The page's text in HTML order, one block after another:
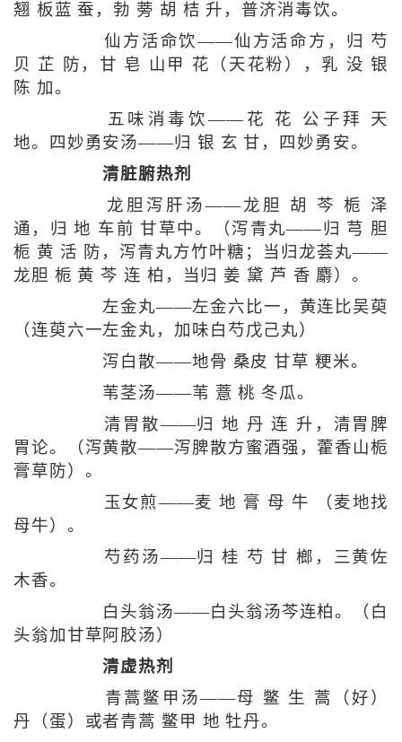
翘 板蓝 蚕，勃 蒡 胡 桔 升，普济消毒饮。
仙方活命饮——仙方活命方，归 芍
贝 芷 防，甘 皂 山甲 花（天花粉），乳 没 银
陈 加。
五味消毒饮——花 花 公子拜 天
地。四妙勇安汤——归 银 玄 甘，四妙勇安。
清脏腑热剂
龙胆泻肝汤——龙胆 胡 芩 栀 泽
通，归 地 车前 甘草中。（泻青丸——归 芎 胆
栀 黄 活 防，泻青丸方竹叶糖；当归龙荟丸——
龙胆 栀 黄 芩 连 柏，当归 姜 黛 芦 香 麝）。
左金丸——左金六比一，黄连比吴萸
（连萸六一左金丸，加味白芍戊己丸）
泻白散——地骨 桑皮 甘草 粳米。
苇茎汤——苇 薏 桃 冬瓜。
清胃散——归 地 丹 连 升，清胃脾
胃论。（泻黄散——泻脾散方蜜酒强，藿香山栀
膏草防）。
玉女煎——麦 地 膏 母 牛 （麦地找
母牛）。
芍药汤——归 桂 芍 甘 榔，三黄佐
木香。
白头翁汤——白头翁汤芩连柏。（白
头翁加甘草阿胶汤）
清虚热剂
青蒿鳖甲汤——母 鳖 生 蒿（好）
丹（蛋）或者青蒿 鳖甲 地 牡丹。